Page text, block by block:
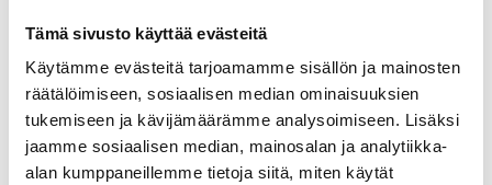
Tämä sivusto käyttää evästeitä
Käytämme evästeitä tarjoamamme sisällön ja mainosten
räätälöimiseen, sosiaalisen median ominaisuuksien
tukemiseen ja kävijämäärämme analysoimiseen. Lisäksi
jaamme sosiaalisen median, mainosalan ja analytiikka-
alan kumppaneillemme tietoja siitä, miten käytät
EDITION
57 900 € alk. 645 €/kk